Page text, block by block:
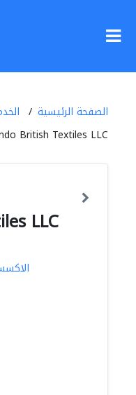
الصفحة الرئيسية
British Textiles LLC
LLC